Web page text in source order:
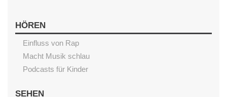
HÖREN
Einfluss von Rap
Macht Musik schlau
Podcasts für Kinder
SEHEN